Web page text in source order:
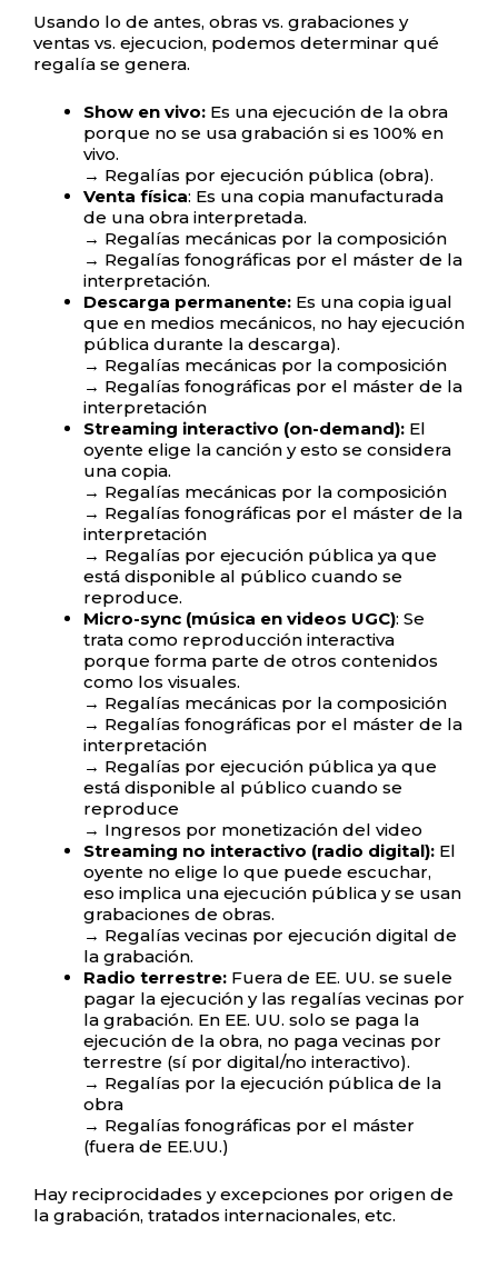
Usando lo de antes, obras vs. grabaciones y
ventas vs. ejecucion, podemos determinar qué
regalía se genera.
Show en vivo: Es una ejecución de la obra
porque no se usa grabación si es 100% en
vivo.
→ Regalías por ejecución pública (obra).
Venta física: Es una copia manufacturada
de una obra interpretada.
→ Regalías mecánicas por la composición
→ Regalías fonográficas por el máster de la
interpretación.
Descarga permanente: Es una copia igual
que en medios mecánicos, no hay ejecución
pública durante la descarga).
→ Regalías mecánicas por la composición
→ Regalías fonográficas por el máster de la
interpretación
Streaming interactivo (on-demand): El
oyente elige la canción y esto se considera
una copia.
→ Regalías mecánicas por la composición
→ Regalías fonográficas por el máster de la
interpretación
→ Regalías por ejecución pública ya que
está disponible al público cuando se
reproduce.
Micro-sync (música en videos UGC): Se
trata como reproducción interactiva
porque forma parte de otros contenidos
como los visuales.
→ Regalías mecánicas por la composición
→ Regalías fonográficas por el máster de la
interpretación
→ Regalías por ejecución pública ya que
está disponible al público cuando se
reproduce
→ Ingresos por monetización del video
Streaming no interactivo (radio digital): El
oyente no elige lo que puede escuchar,
eso implica una ejecución pública y se usan
grabaciones de obras.
→ Regalías vecinas por ejecución digital de
la grabación.
Radio terrestre: Fuera de EE. UU. se suele
pagar la ejecución y las regalías vecinas por
la grabación. En EE. UU. solo se paga la
ejecución de la obra, no paga vecinas por
terrestre (sí por digital/no interactivo).
→ Regalías por la ejecución pública de la
obra
→ Regalías fonográficas por el máster
(fuera de EE.UU.)
Hay reciprocidades y excepciones por origen de
la grabación, tratados internacionales, etc.